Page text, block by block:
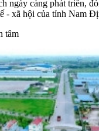
ngày càng phát triển,
- xã hội của tỉnh Nam
tâm